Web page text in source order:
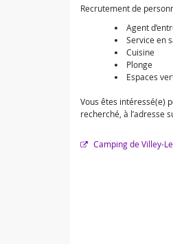
Recrutement de
Agent
Service en
Cuisine
Plonge
Espaces
Vous êtes intéressé(e)
recherché, à l’adresse
Camping de Villey-